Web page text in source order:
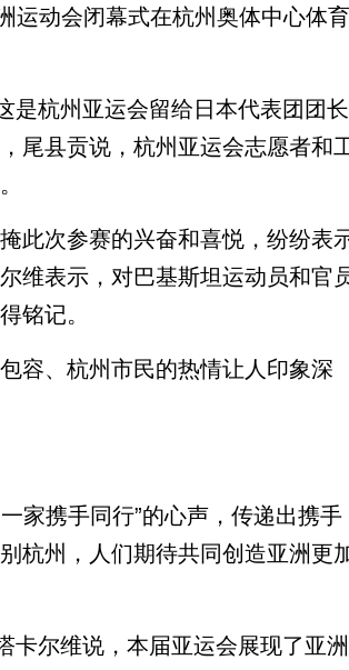
动会闭幕式在杭州奥体中心体育
杭州亚运会留给日本代表团团长
尾县贡说，杭州亚运会志愿者和
次参赛的兴奋和喜悦，纷纷表
维表示，对巴基斯坦运动员和官
铭记。
、杭州市民的热情让人印象深
家携手同行”的心声，传递出携手
杭州，人们期待共同创造亚洲更
尔维说，本届亚运会展现了亚洲